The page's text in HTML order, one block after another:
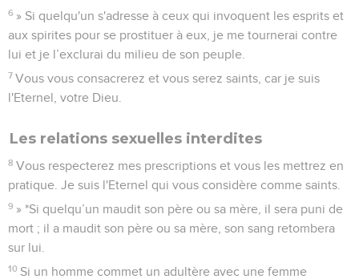
6 » Si quelqu'un s'adresse à ceux qui invoquent les esprits et
aux spirites pour se prostituer à eux, je me tournerai contre
lui et je l’exclurai du milieu de son peuple.
7 Vous vous consacrerez et vous serez saints, car je suis
l'Eternel, votre Dieu.
Les relations sexuelles interdites
8 Vous respecterez mes prescriptions et vous les mettrez en
pratique. Je suis l'Eternel qui vous considère comme saints.
9 » *Si quelqu’un maudit son père ou sa mère, il sera puni de
mort ; il a maudit son père ou sa mère, son sang retombera
sur lui.
10 Si un homme commet un adultère avec une femme